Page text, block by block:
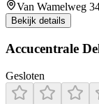
Van Wamelweg
Bekijk details
Accucentrale
Gesloten